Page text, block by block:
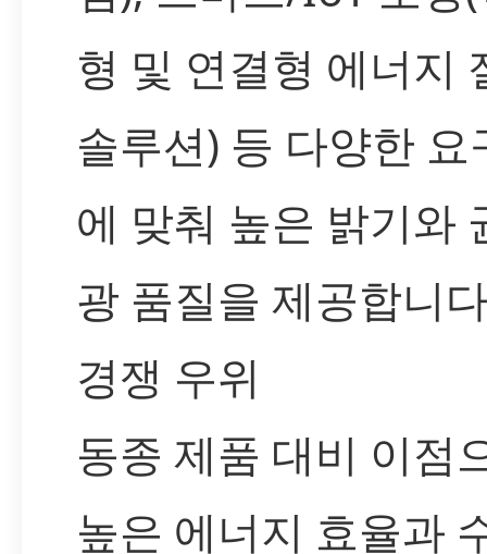
형 및 연결형 에너지
솔루션) 등 다양한 요
에 맞춰 높은 밝기와
광 품질을 제공합니
경쟁 우위
동종 제품 대비 이점
높은 에너지 효율과